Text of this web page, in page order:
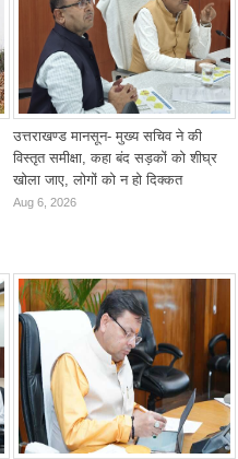
उत्तराखण्ड मानसून- मुख्य सचिव ने की
विस्तृत समीक्षा, कहा बंद सड़कों को शीघ्र
खोला जाए, लोगों को न हो दिक्कत
Aug 6, 2026